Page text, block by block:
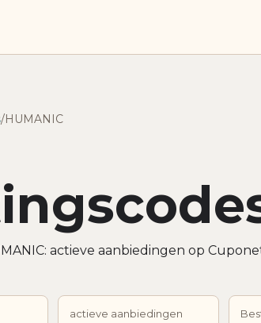
/HUMANIC
actieve aanbiedingen op
actieve aanbiedingen